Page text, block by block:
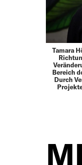
Tamara
Bereich
Durch